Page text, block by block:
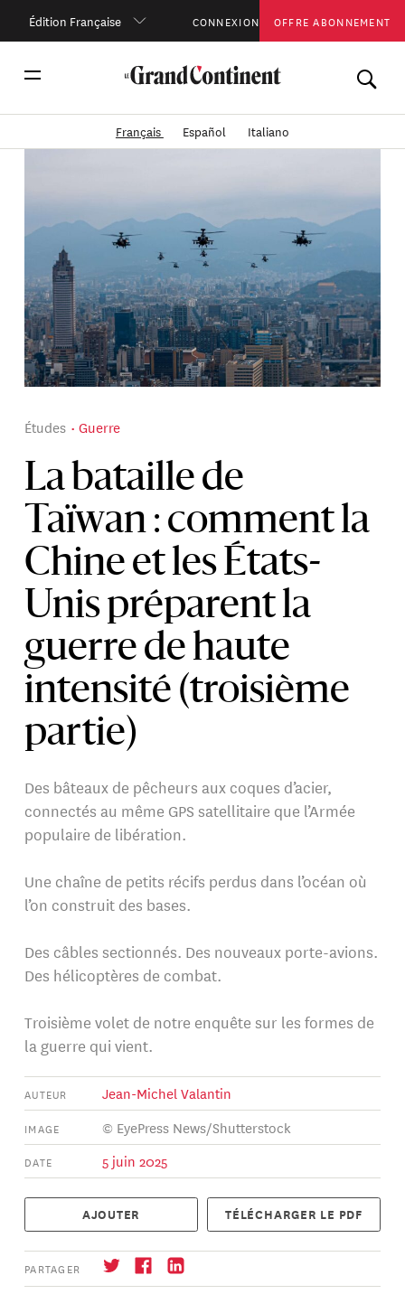
Édition Française CONNEXION OFFRE ABONNEMENT
Français Español Italiano
La bataille de
Taïwan : comment la
Chine et les États-
Unis préparent la
guerre de haute
intensité (troisième
partie)
Études Guerre
Des bâteaux de pêcheurs aux coques d’acier,
connectés au même GPS satellitaire que l’Armée
populaire de libération.
Une chaîne de petits récifs perdus dans l’océan où
l’on construit des bases.
Des câbles sectionnés. Des nouveaux porte-avions.
Des hélicoptères de combat.
Troisième volet de notre enquête sur les formes de
la guerre qui vient.
AUTEUR Jean-Michel Valantin
IMAGE © EyePress News/Shutterstock
DATE 5 juin 2025
AJOUTER TÉLÉCHARGER LE PDF
PARTAGER